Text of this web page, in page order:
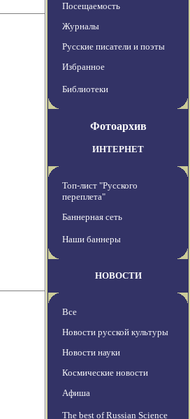
Посещаемость
Журналы
Русские писатели и поэты
Избранное
Библиотеки
Фотоархив
ИНТЕРНЕТ
Топ-лист "Русского
переплета"
Баннерная сеть
Наши баннеры
НОВОСТИ
Все
Новости русской культуры
Новости науки
Космические новости
Афиша
The best of Russian Science